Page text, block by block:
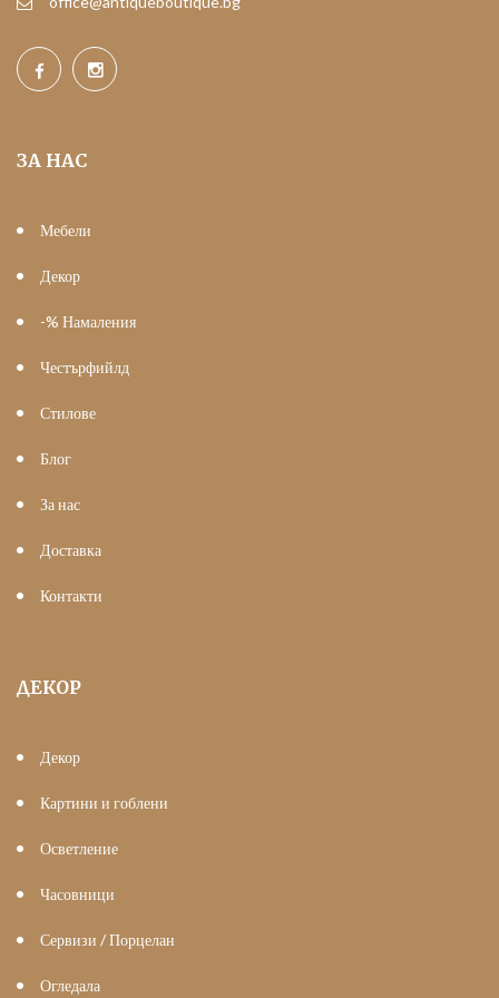
ЗА НАС
Мебели
Декор
-% Намаления
Честърфийлд
Стилове
Блог
За нас
Доставка
Контакти
ДЕКОР
Декор
Картини и гоблени
Осветление
Часовници
Сервизи / Порцелан
Огледала